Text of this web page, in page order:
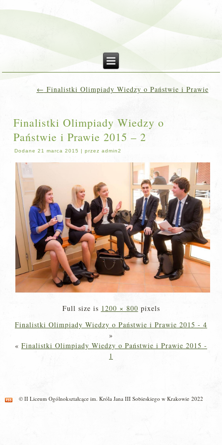
← Finalistki Olimpiady Wiedzy o Państwie i Prawie
Finalistki Olimpiady Wiedzy o
Państwie i Prawie 2015 – 2
Dodane 21 marca 2015 |przez admin2
Full size is 1200 × 800 pixels
Finalistki Olimpiady Wiedzy o Państwie i Prawie 2015 - 4
»
« Finalistki Olimpiady Wiedzy o Państwie i Prawie 2015 -
1
© II Liceum Ogólnokształcące im. Króla Jana III Sobieskiego w Krakowie 2022